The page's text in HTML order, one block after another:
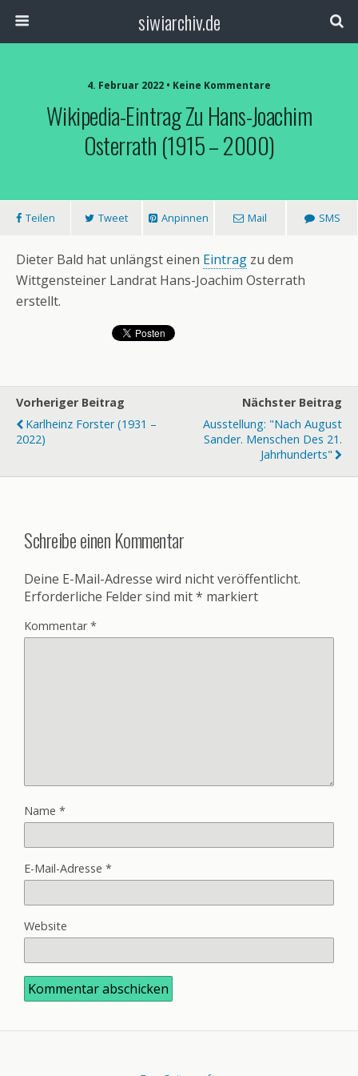
siwiarchiv.de
4. Februar 2022 • Keine Kommentare
Wikipedia-Eintrag Zu Hans-Joachim
Osterrath (1915 – 2000)
Teilen Tweet Anpinnen Mail SMS
Dieter Bald hat unlängst einen Eintrag zu dem
Wittgensteiner Landrat Hans-Joachim Osterrath
erstellt.
Vorheriger Beitrag
Karlheinz Forster (1931 –
2022)
Nächster Beitrag
Ausstellung: "Nach August
Sander. Menschen Des 21.
Jahrhunderts"
Schreibe einen Kommentar
Deine E-Mail-Adresse wird nicht veröffentlicht.
Erforderliche Felder sind mit* markiert
Kommentar*
Name *
E-Mail-Adresse *
Website